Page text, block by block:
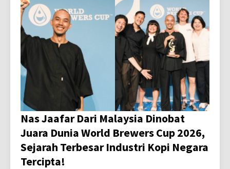
Nas Jaafar Dari Malaysia Dinobat
Juara Dunia World Brewers Cup 2026,
Sejarah Terbesar Industri Kopi Negara
Tercipta!